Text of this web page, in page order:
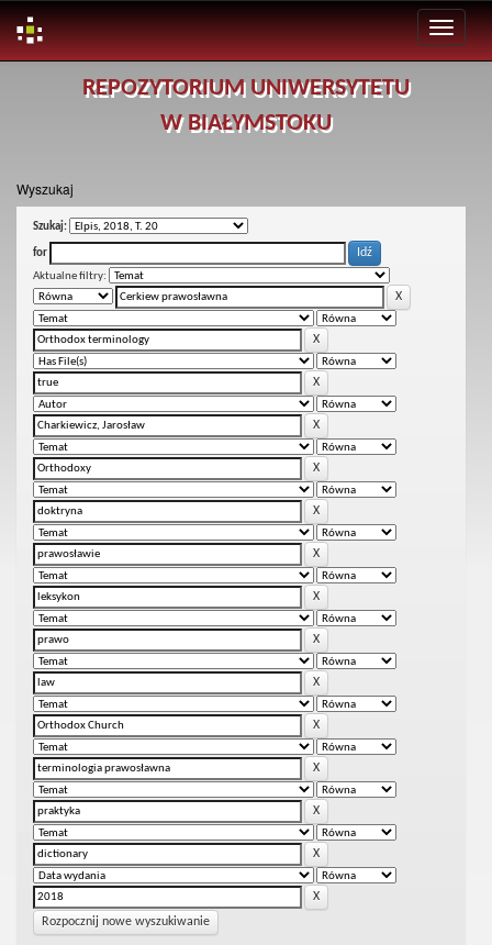
REPOZYTORIUM UNIWERSYTETU
W BIAŁYMSTOKU
Wyszukaj
Szukaj:
for
Aktualne filtry:
Rozpocznij nowe wyszukiwanie